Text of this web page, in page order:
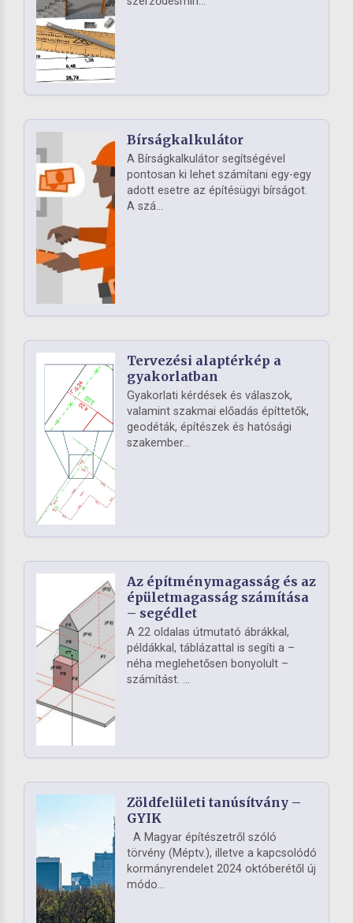
Bírságkalkulátor
A Bírságkalkulátor segítségével
pontosan ki lehet számítani egy-egy
adott esetre az építésügyi bírságot.
A szá...
Tervezési alaptérkép a
gyakorlatban
Gyakorlati kérdések és válaszok,
valamint szakmai előadás építtetők,
geodéták, építészek és hatósági
szakember...
Az építménymagasság és az
épületmagasság számítása
– segédlet
A 22 oldalas útmutató ábrákkal,
példákkal, táblázattal is segíti a –
néha meglehetősen bonyolult –
számítást. ...
Zöldfelületi tanúsítvány –
GYIK
A Magyar építészetről szóló
törvény (Méptv.), illetve a kapcsolódó
kormányrendelet 2024 októberétől új
módo...